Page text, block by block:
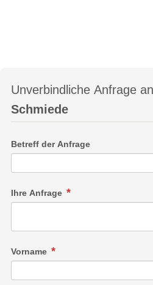
Unverbindliche Anfrage an
Schmiede
Betreff der Anfrage
Ihre Anfrage
Vorname